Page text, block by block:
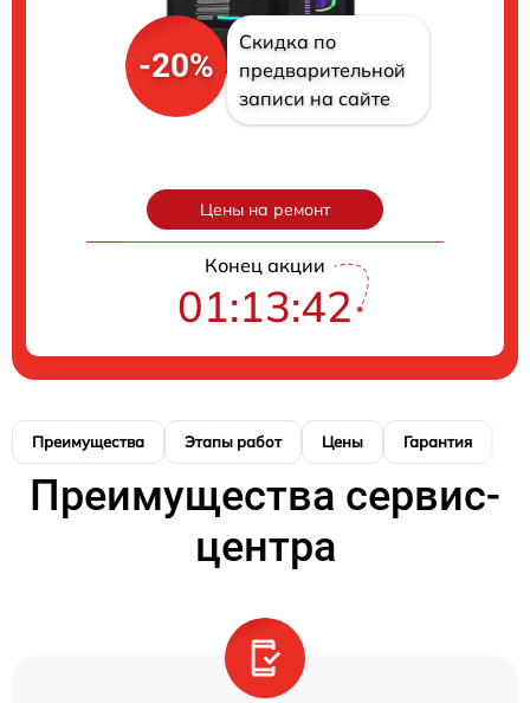
-20%
Скидка по
предварительной
записи на сайте
Цены на ремонт
Конец акции
01:13:41
Преимущества Этапы работ Цены Гарантия
Преимущества сервис-
центра